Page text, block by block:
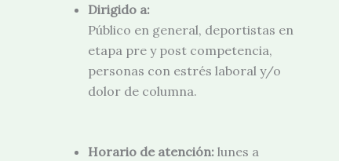
Dirigido a:
Público en general, deportistas en
etapa pre y post competencia,
personas con estrés laboral y/o
dolor de columna.
Horario de atención: lunes a